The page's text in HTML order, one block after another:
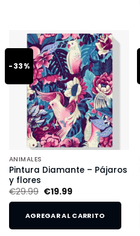
-33%
ANIMALES
Pintura Diamante – Pájaros
y flores
€29.99 €19.99
AGREGAR AL CARRITO